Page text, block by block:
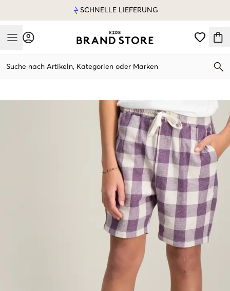
SCHNELLE LIEFERUNG
Mobile Menu
Suche nach Artikeln, Kategorien oder Marken